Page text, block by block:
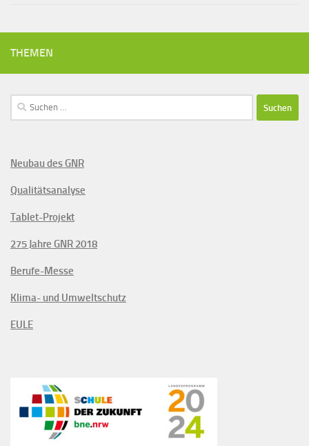
THEMEN
Suchen
nach:
Neubau des GNR
Qualitätsanalyse
Tablet-Projekt
275 Jahre GNR 2018
Berufe-Messe
Klima- und Umweltschutz
EULE